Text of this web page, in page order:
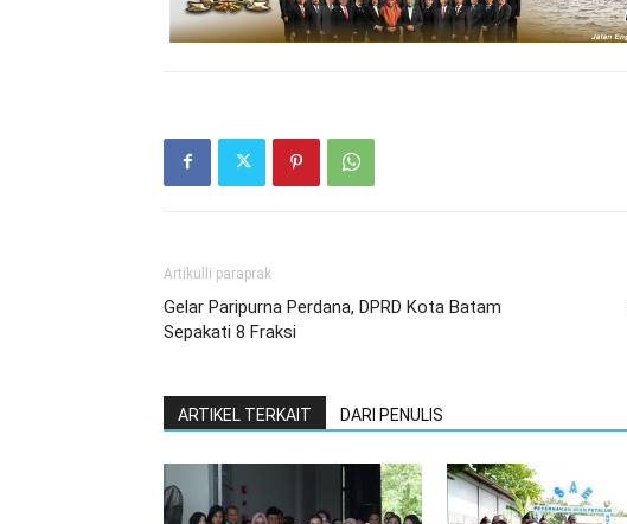
Artikulli paraprak
Gelar Paripurna Perdana, DPRD Kota Batam
Sepakati 8 Fraksi
ARTIKEL TERKAIT DARI PENULIS